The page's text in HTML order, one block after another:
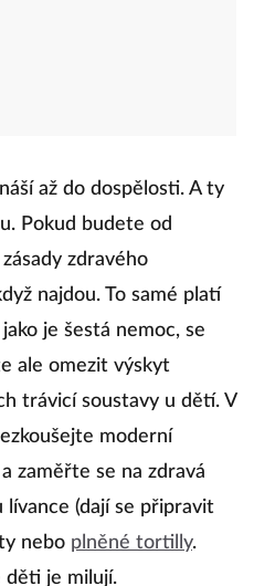
až do dospělosti. A ty
Pokud budete od
zdravého
najdou. To samé platí
je šestá nemoc, se
ale omezit výskyt
trávicí soustavy u dětí. V
moderní
zaměřte se na zdravá
lívance (dají se připravit
nebo plněné tortilly.
děti je milují.